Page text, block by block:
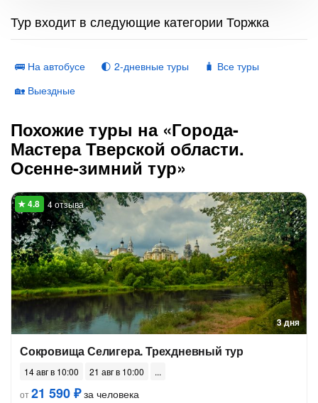
Тур входит в следующие категории Торжка
🚌 На автобусе 🌓 2-дневные туры
🧳 Все туры
🏡 Выездные
Похожие туры на «Города-
Мастера Тверской области.
Осенне-зимний тур»
3 дня
4 отзыва
Сокровища Селигера. Трехдневный тур
14 авг в 10:00
21 авг в 10:00
от21 590 ₽за человека